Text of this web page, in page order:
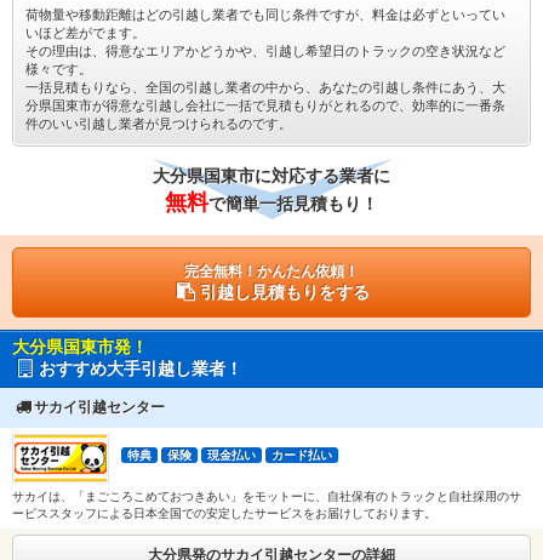
荷物量や移動距離はどの引越し業者でも同じ条件ですが、料金は必ずといってい
いほど差がでます。
その理由は、得意なエリアかどうかや、引越し希望日のトラックの空き状況など
様々です。
一括見積もりなら、全国の引越し業者の中から、あなたの引越し条件にあう、大
分県国東市が得意な引越し会社に一括で見積もりがとれるので、効率的に一番条
件のいい引越し業者が見つけられるのです。
大分県国東市に対応する業者に
無料で簡単一括見積もり！
完全無料！かんたん依頼！
引越し見積もりをする
大分県国東市発！
おすすめ大手引越し業者！
サカイ引越センター
特典 保険 現金払い カード払い
サカイは、「まごころこめておつきあい」をモットーに、自社保有のトラックと自社採用のサ
ービススタッフによる日本全国での安定したサービスをお届けしております。
大分県発のサカイ引越センターの詳細